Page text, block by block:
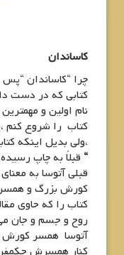
کاساندان
چرا “کاساندان
کتابی که در دست
نام اولین و
کتاب را شروع کنم
،ولی بدیل اینکه
“ قبلاً به چاپ
قبلی آتوسا به
کورش بزرگ و
کتاب را که حاوی
روح و جسم و جان
کنار همسرش